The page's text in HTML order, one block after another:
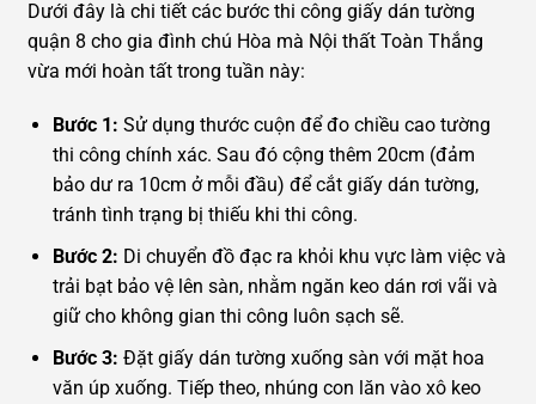
Dưới đây là chi tiết các bước thi công giấy dán tường
quận 8 cho gia đình chú Hòa mà Nội thất Toàn Thắng
vừa mới hoàn tất trong tuần này:
Bước 1: Sử dụng thước cuộn để đo chiều cao tường
thi công chính xác. Sau đó cộng thêm 20cm (đảm
bảo dư ra 10cm ở mỗi đầu) để cắt giấy dán tường,
tránh tình trạng bị thiếu khi thi công.
Bước 2: Di chuyển đồ đạc ra khỏi khu vực làm việc và
trải bạt bảo vệ lên sàn, nhằm ngăn keo dán rơi vãi và
giữ cho không gian thi công luôn sạch sẽ.
Bước 3: Đặt giấy dán tường xuống sàn với mặt hoa
văn úp xuống. Tiếp theo, nhúng con lăn vào xô keo